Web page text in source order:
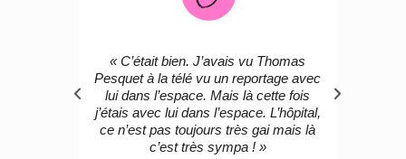
« C’était bien. J’avais vu Thomas
Pesquet à la télé vu un reportage avec
lui dans l’espace. Mais là cette fois
j’étais avec lui dans l’espace. L’hôpital,
ce n’est pas toujours très gai mais là
c’est très sympa ! »